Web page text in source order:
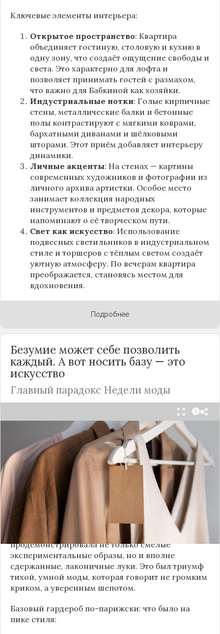
Ключевые элементы интерьера:
Открытое пространство: Квартира
объединяет гостиную, столовую и кухню в
одну зону, что создаёт ощущение свободы и
света. Это характерно для лофта и
позволяет принимать гостей с размахом,
что важно для Бабкиной как хозяйки.
Индустриальные нотки: Голые кирпичные
стены, металлические балки и бетонные
полы контрастируют с мягкими коврами,
бархатными диванами и шёлковыми
шторами. Этот приём добавляет интерьеру
динамики.
Личные акценты: На стенах — картины
современных художников и фотографии из
личного архива артистки. Особое место
занимает коллекция народных
инструментов и предметов декора, которые
напоминают о её творческом пути.
Свет как искусство: Использование
подвесных светильников в индустриальном
стиле и торшеров с тёплым светом создаёт
уютную атмосферу. По вечерам квартира
преображается, становясь местом для
вдохновения.
Подробнее
Безумие может себе позволить
каждый. А вот носить базу — это
искусство
Главный парадокс Недели моды
Принято считать, что Неделя моды в Париже —
это исключительно про безумные тренды, на
которые обычный человек посмотрит с
недоумением. Но самый интересный тренд этого
сезона был обращен к реальной жизни. Показы
доказали: истинная роскошь и мастерство стиля
заключаются не в эпатаже, а в виртуозном
владении базовыми вещами.
Как тонко подметила автор канала «Деловая
косметичка», завершившаяся неделя моды
продемонстрировала не только смелые
экспериментальные образы, но и вполне
сдержанные, лаконичные луки. Это был триумф
тихой, умной моды, которая говорит не громким
криком, а уверенным шепотом.
Базовый гардероб по-парижски: что было на
пике стиля: